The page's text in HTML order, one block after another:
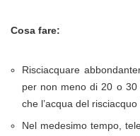
Cosa fare:
Risciacquare
per non meno di 20 o 30
che l’acqua del risciacquo
Nel medesimo tempo,